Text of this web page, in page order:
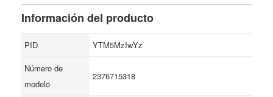
Información del producto
PID
YTM5MzIwYz
Número de
modelo
2376715318